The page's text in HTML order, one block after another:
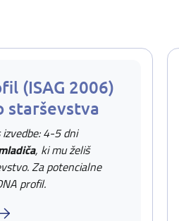
(ISAG 2006)
starševstva
4-5 dni
, ki mu želiš
Za potencialne
profil.